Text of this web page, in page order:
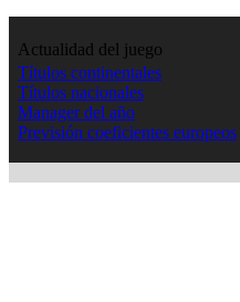
Actualidad del juego
Títulos continentales
Títulos nacionales
Manager del año
Previsión coeficientes europeos